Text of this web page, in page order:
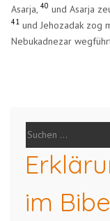
Asarja,40 und Asarja
41 und Jehozadak zog
Nebukadnezar
im